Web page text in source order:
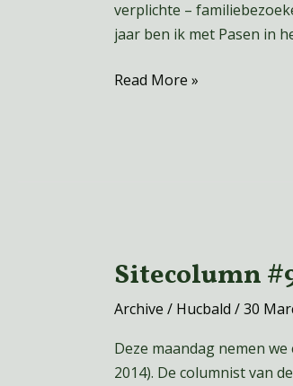
verplichte –
jaar ben ik met Pasen in
Read More »
Sitecolumn
Archive / Hucbald /30
Deze maandag nemen
2014). De columnist van
Sitecolumn